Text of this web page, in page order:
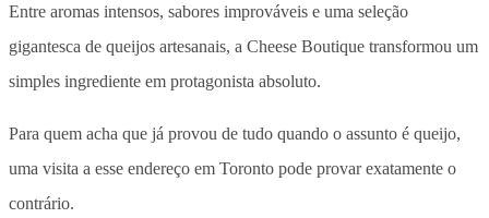
Entre aromas intensos, sabores improváveis e uma seleção
gigantesca de queijos artesanais, a Cheese Boutique transformou um
simples ingrediente em protagonista absoluto.
Para quem acha que já provou de tudo quando o assunto é queijo,
uma visita a esse endereço em Toronto pode provar exatamente o
contrário.